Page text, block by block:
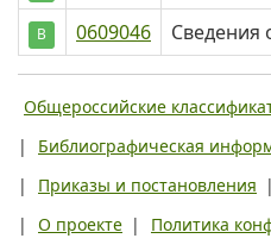
В 0609046 Сведения
Общероссийские
|
Библиографическая
|
Приказы и постановления |
|
О проекте |
Политика